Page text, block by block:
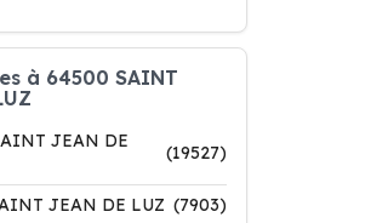
à 64500 SAINT
JEAN DE
(19527)
JEAN DE LUZ (7903)